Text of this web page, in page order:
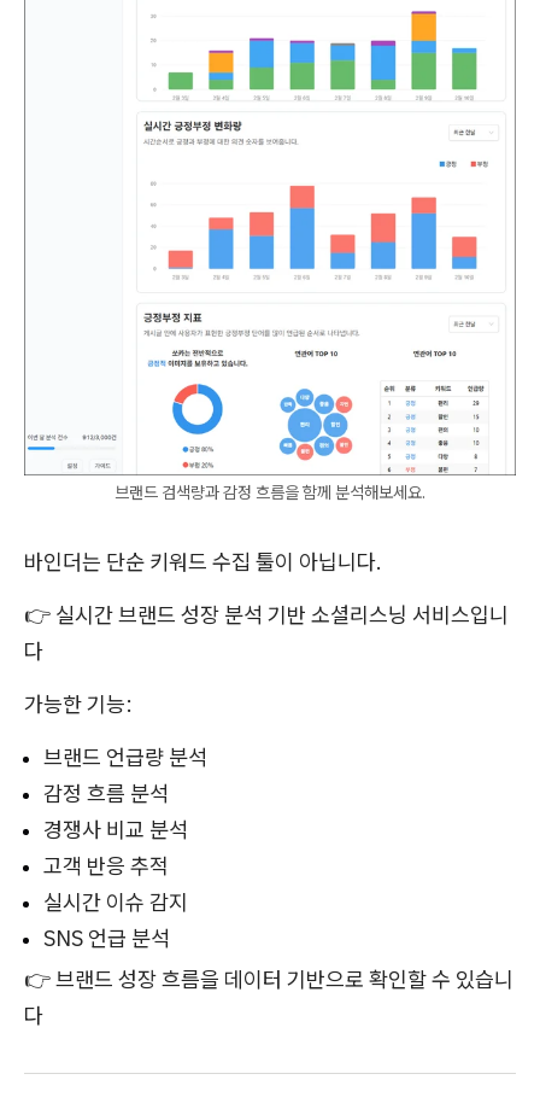
브랜드 검색량과 감정 흐름을 함께 분석해보세요.
바인더는 단순 키워드 수집 툴이 아닙니다.
👉 실시간 브랜드 성장 분석 기반 소셜리스닝 서비스입니
다
가능한 기능:
브랜드 언급량 분석
감정 흐름 분석
경쟁사 비교 분석
고객 반응 추적
실시간 이슈 감지
SNS 언급 분석
👉 브랜드 성장 흐름을 데이터 기반으로 확인할 수 있습니
다